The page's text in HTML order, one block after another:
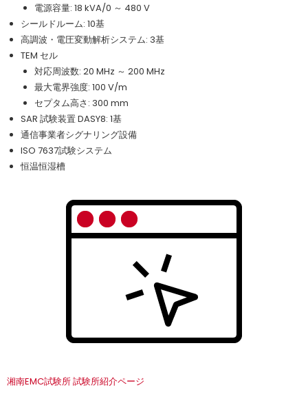
電源容量: 18 kVA/0 ～ 480 V
シールドルーム: 10基
高調波・電圧変動解析システム: 3基
TEM セル
対応周波数: 20 MHz ～ 200 MHz
最大電界強度: 100 V/m
セプタム高さ: 300 mm
SAR 試験装置 DASY8: 1基
通信事業者シグナリング設備
ISO 7637試験システム
恒温恒湿槽
湘南EMC試験所 試験所紹介ページ